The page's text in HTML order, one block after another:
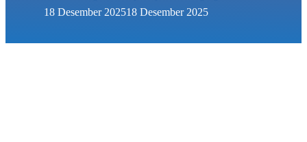
18 Desember 202518 Desember 2025